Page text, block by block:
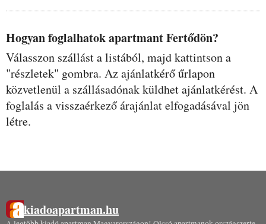
Hogyan foglalhatok apartmant Fertődön?
Válasszon szállást a listából, majd kattintson a
"részletek" gombra. Az ajánlatkérő űrlapon
közvetlenül a szállásadónak küldhet ajánlatkérést. A
foglalás a visszaérkező árajánlat elfogadásával jön
létre.
kiadoapartman.hu